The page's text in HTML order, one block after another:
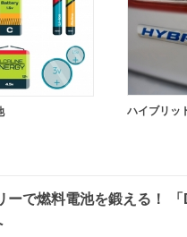
ハイブリッ
ーで燃料電池を鍛える！